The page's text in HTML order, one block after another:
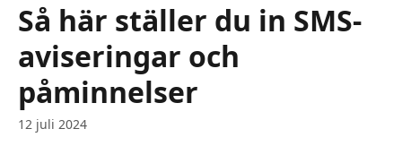
Så här ställer du in SMS-
aviseringar och
påminnelser
12 juli 2024